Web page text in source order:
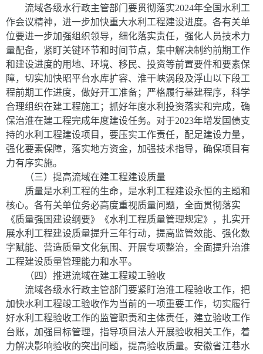
流域各级水行政主管部门要贯彻落实2024年全国水利工
作会议精神，进一步加快重大水利工程建设进度。各有关单
位要进一步加强组织领导，细化落实责任，强化人员技术力
量配备，紧盯关键环节和时间节点，集中解决制约前期工作
和建设进度的用地、环境、移民、投资等前置要件和要素保
障，切实加快昭平台水库扩容、淮干峡涡段及浮山以下段工
程前期工作进度，做好开工准备；严格履行基建程序，科学
合理组织在建工程施工；抓好年度水利投资落实和完成，确
保治淮在建工程完成年度建设任务。对于2023年增发国债支
持的水利工程建设项目，要压实工作责任，配足建设力量，
强化要素保障，落实地方资金，加强技术指导，确保项目有
力有序实施。
（三）提高流域在建工程建设质量
质量是水利工程的生命，是水利工程建设永恒的主题和
核心。各有关单位务必高度重视质量问题，全面贯彻落实
《质量强国建设纲要》《水利工程质量管理规定》，扎实开
展水利工程建设质量提升三年行动，提高监管效能、强化数
字赋能、营造质量文化氛围、开展专项整治，全面提升治淮
工程建设质量管理能力和水平。
（四）推进流域在建工程竣工验收
流域各级水行政主管部门要紧盯治淮工程验收工作，把
加快水利工程竣工验收作为当前的一项重要工作，切实履行
好水利工程验收工作的监管职责和主体责任，建立验收工作
台账，加强目标管理，指导项目法人开展验收相关工作，着
力解决影响验收的突出问题，提高验收质量。 安徽省江巷水